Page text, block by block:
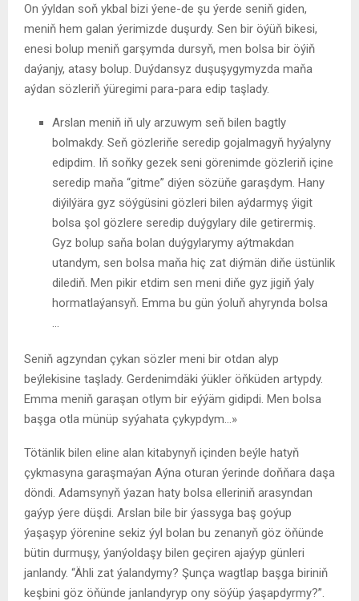
On ýyldan soň ykbal bizi ýene-de şu ýerde seniň giden,
meniň hem galan ýerimizde duşurdy. Sen bir öýüň bikesi,
enesi bolup meniň garşymda dursyň, men bolsa bir öýiň
daýanjy, atasy bolup. Duýdansyz duşuşygymyzda maňa
aýdan sözleriň ýüregimi para-para edip taşlady.
Arslan meniň iň uly arzuwym seň bilen bagtly
bolmakdy. Seň gözleriňe seredip gojalmagyň hyýalyny
edipdim. Iň soňky gezek seni görenimde gözleriň içine
seredip maňa “gitme” diýen sözüňe garaşdym. Hany
diýilýära gyz söýgüsini gözleri bilen aýdarmyş ýigit
bolsa şol gözlere seredip duýgylary dile getirermiş.
Gyz bolup saňa bolan duýgylarymy aýtmakdan
utandym, sen bolsa maňa hiç zat diýmän diňe üstünlik
dilediň. Men pikir etdim sen meni diňe gyz jigiň ýaly
hormatlaýansyň. Emma bu gün ýoluň ahyrynda bolsa
Seniň agzyndan çykan sözler meni bir otdan alyp
beýlekisine taşlady. Gerdenimdäki ýükler öňküden artypdy.
Emma meniň garaşan otlym bir eýýäm gidipdi. Men bolsa
başga otla münüp syýahata çykypdym…»
Tötänlik bilen eline alan kitabynyň içinden beýle hatyň
çykmasyna garaşmaýan Aýna oturan ýerinde doňňara daşa
döndi. Adamsynyň ýazan haty bolsa elleriniň arasyndan
gaýyp ýere düşdi. Arslan bile bir ýassyga baş goýup
ýaşaşyp ýörenine sekiz ýyl bolan bu zenanyň göz öňünde
bütin durmuşy, ýanýoldaşy bilen geçiren ajaýyp günleri
janlandy. “Ähli zat ýalandymy? Şunça wagtlap başga biriniň
keşbini göz öňünde janlandyryp ony söýüp ýaşapdyrmy?”.